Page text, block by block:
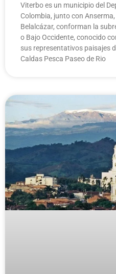
Viterbo es un municipio del
Colombia, junto con
Belalcázar, conforman la
o Bajo Occidente, conocido
sus representativos paisajes
Caldas Pesca Paseo de Rio